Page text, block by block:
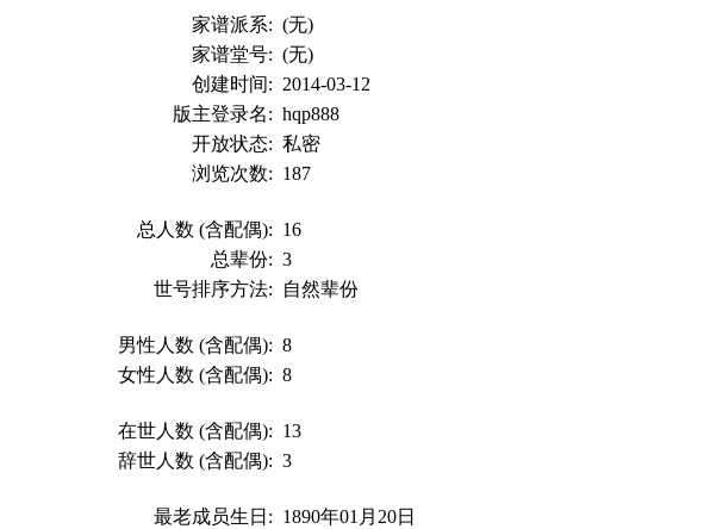
家谱派系: (无)
家谱堂号: (无)
创建时间: 2014-03-12
版主登录名: hqp888
开放状态: 私密
浏览次数: 187
总人数 (含配偶): 16
总辈份: 3
世号排序方法:
自然辈份
男性人数 (含配偶): 8
女性人数 (含配偶): 8
在世人数 (含配偶): 13
辞世人数 (含配偶): 3
最老成员生日: 1890年01月20日